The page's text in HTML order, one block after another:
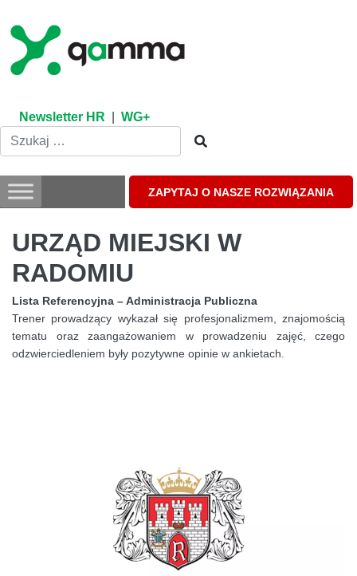
content
Newsletter HR WG+
ZAPYTAJ O NASZE ROZWIĄZANIA
URZĄD MIEJSKI W
RADOMIU
Lista Referencyjna – Administracja Publiczna
Trener prowadzący wykazał się profesjonalizmem, znajomością
tematu oraz zaangażowaniem w prowadzeniu zajęć, czego
odzwierciedleniem były pozytywne opinie w ankietach.